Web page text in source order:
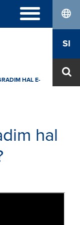
SI
HAL E-
hal